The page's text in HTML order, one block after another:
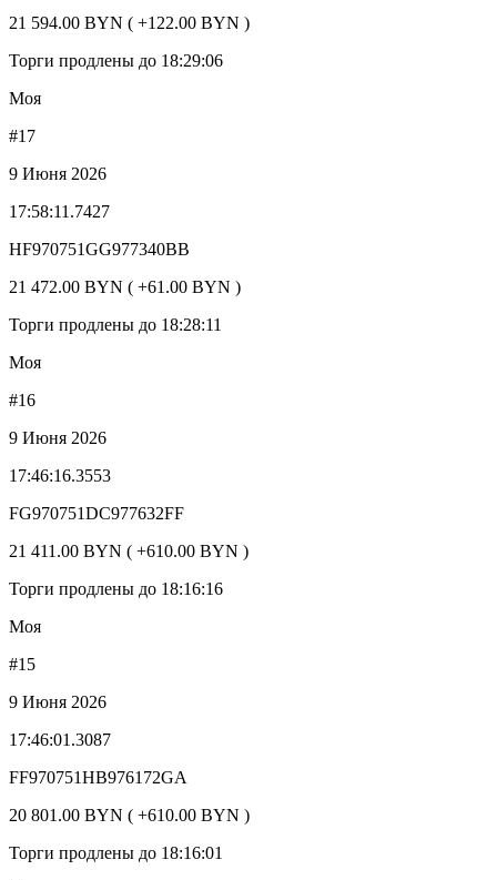
21 594.00 BYN ( +122.00 BYN )
Торги продлены до 18:29:06
Моя
#17
9 Июня 2026
17:58:11.7427
HF970751GG977340BB
21 472.00 BYN ( +61.00 BYN )
Торги продлены до 18:28:11
Моя
#16
9 Июня 2026
17:46:16.3553
FG970751DC977632FF
21 411.00 BYN ( +610.00 BYN )
Торги продлены до 18:16:16
Моя
#15
9 Июня 2026
17:46:01.3087
FF970751HB976172GA
20 801.00 BYN ( +610.00 BYN )
Торги продлены до 18:16:01